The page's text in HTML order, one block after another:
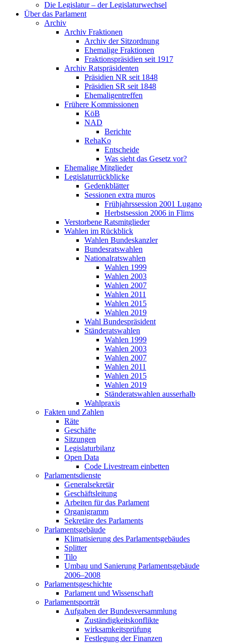
Die Legislatur – der Legislaturwechsel
Über das Parlament
Archiv
Archiv Fraktionen
Archiv der Sitzordnung
Ehemalige Fraktionen
Fraktionspräsidien seit 1917
Archiv Ratspräsidenten
Präsidien NR seit 1848
Präsidien SR seit 1848
Ehemaligentreffen
Frühere Kommissionen
KöB
NAD
Berichte
RehaKo
Entscheide
Was sieht das Gesetz vor?
Ehemalige Mitglieder
Legislaturrückblicke
Gedenkblätter
Sessionen extra muros
Frühjahrssession 2001 Lugano
Herbstsession 2006 in Flims
Verstorbene Ratsmitglieder
Wahlen im Rückblick
Wahlen Bundeskanzler
Bundesratswahlen
Nationalratswahlen
Wahlen 1999
Wahlen 2003
Wahlen 2007
Wahlen 2011
Wahlen 2015
Wahlen 2019
Wahl Bundespräsident
Ständeratswahlen
Wahlen 1999
Wahlen 2003
Wahlen 2007
Wahlen 2011
Wahlen 2015
Wahlen 2019
Ständeratswahlen ausserhalb
Wahlpraxis
Fakten und Zahlen
Räte
Geschäfte
Sitzungen
Legislaturbilanz
Open Data
Code Livestream einbetten
Parlamentsdienste
Generalsekretär
Geschäftsleitung
Arbeiten für das Parlament
Organigramm
Sekretäre des Parlaments
Parlamentsgebäude
Klimatisierung des Parlamentsgebäudes
Splitter
Tilo
Umbau und Sanierung Parlamentsgebäude
2006–2008
Parlamentsgeschichte
Parlament und Wissenschaft
Parlamentsporträt
Aufgaben der Bundesversammlung
Zuständigkeitskonflikte
wirksamkeitsprüfung
Festlegung der Finanzen